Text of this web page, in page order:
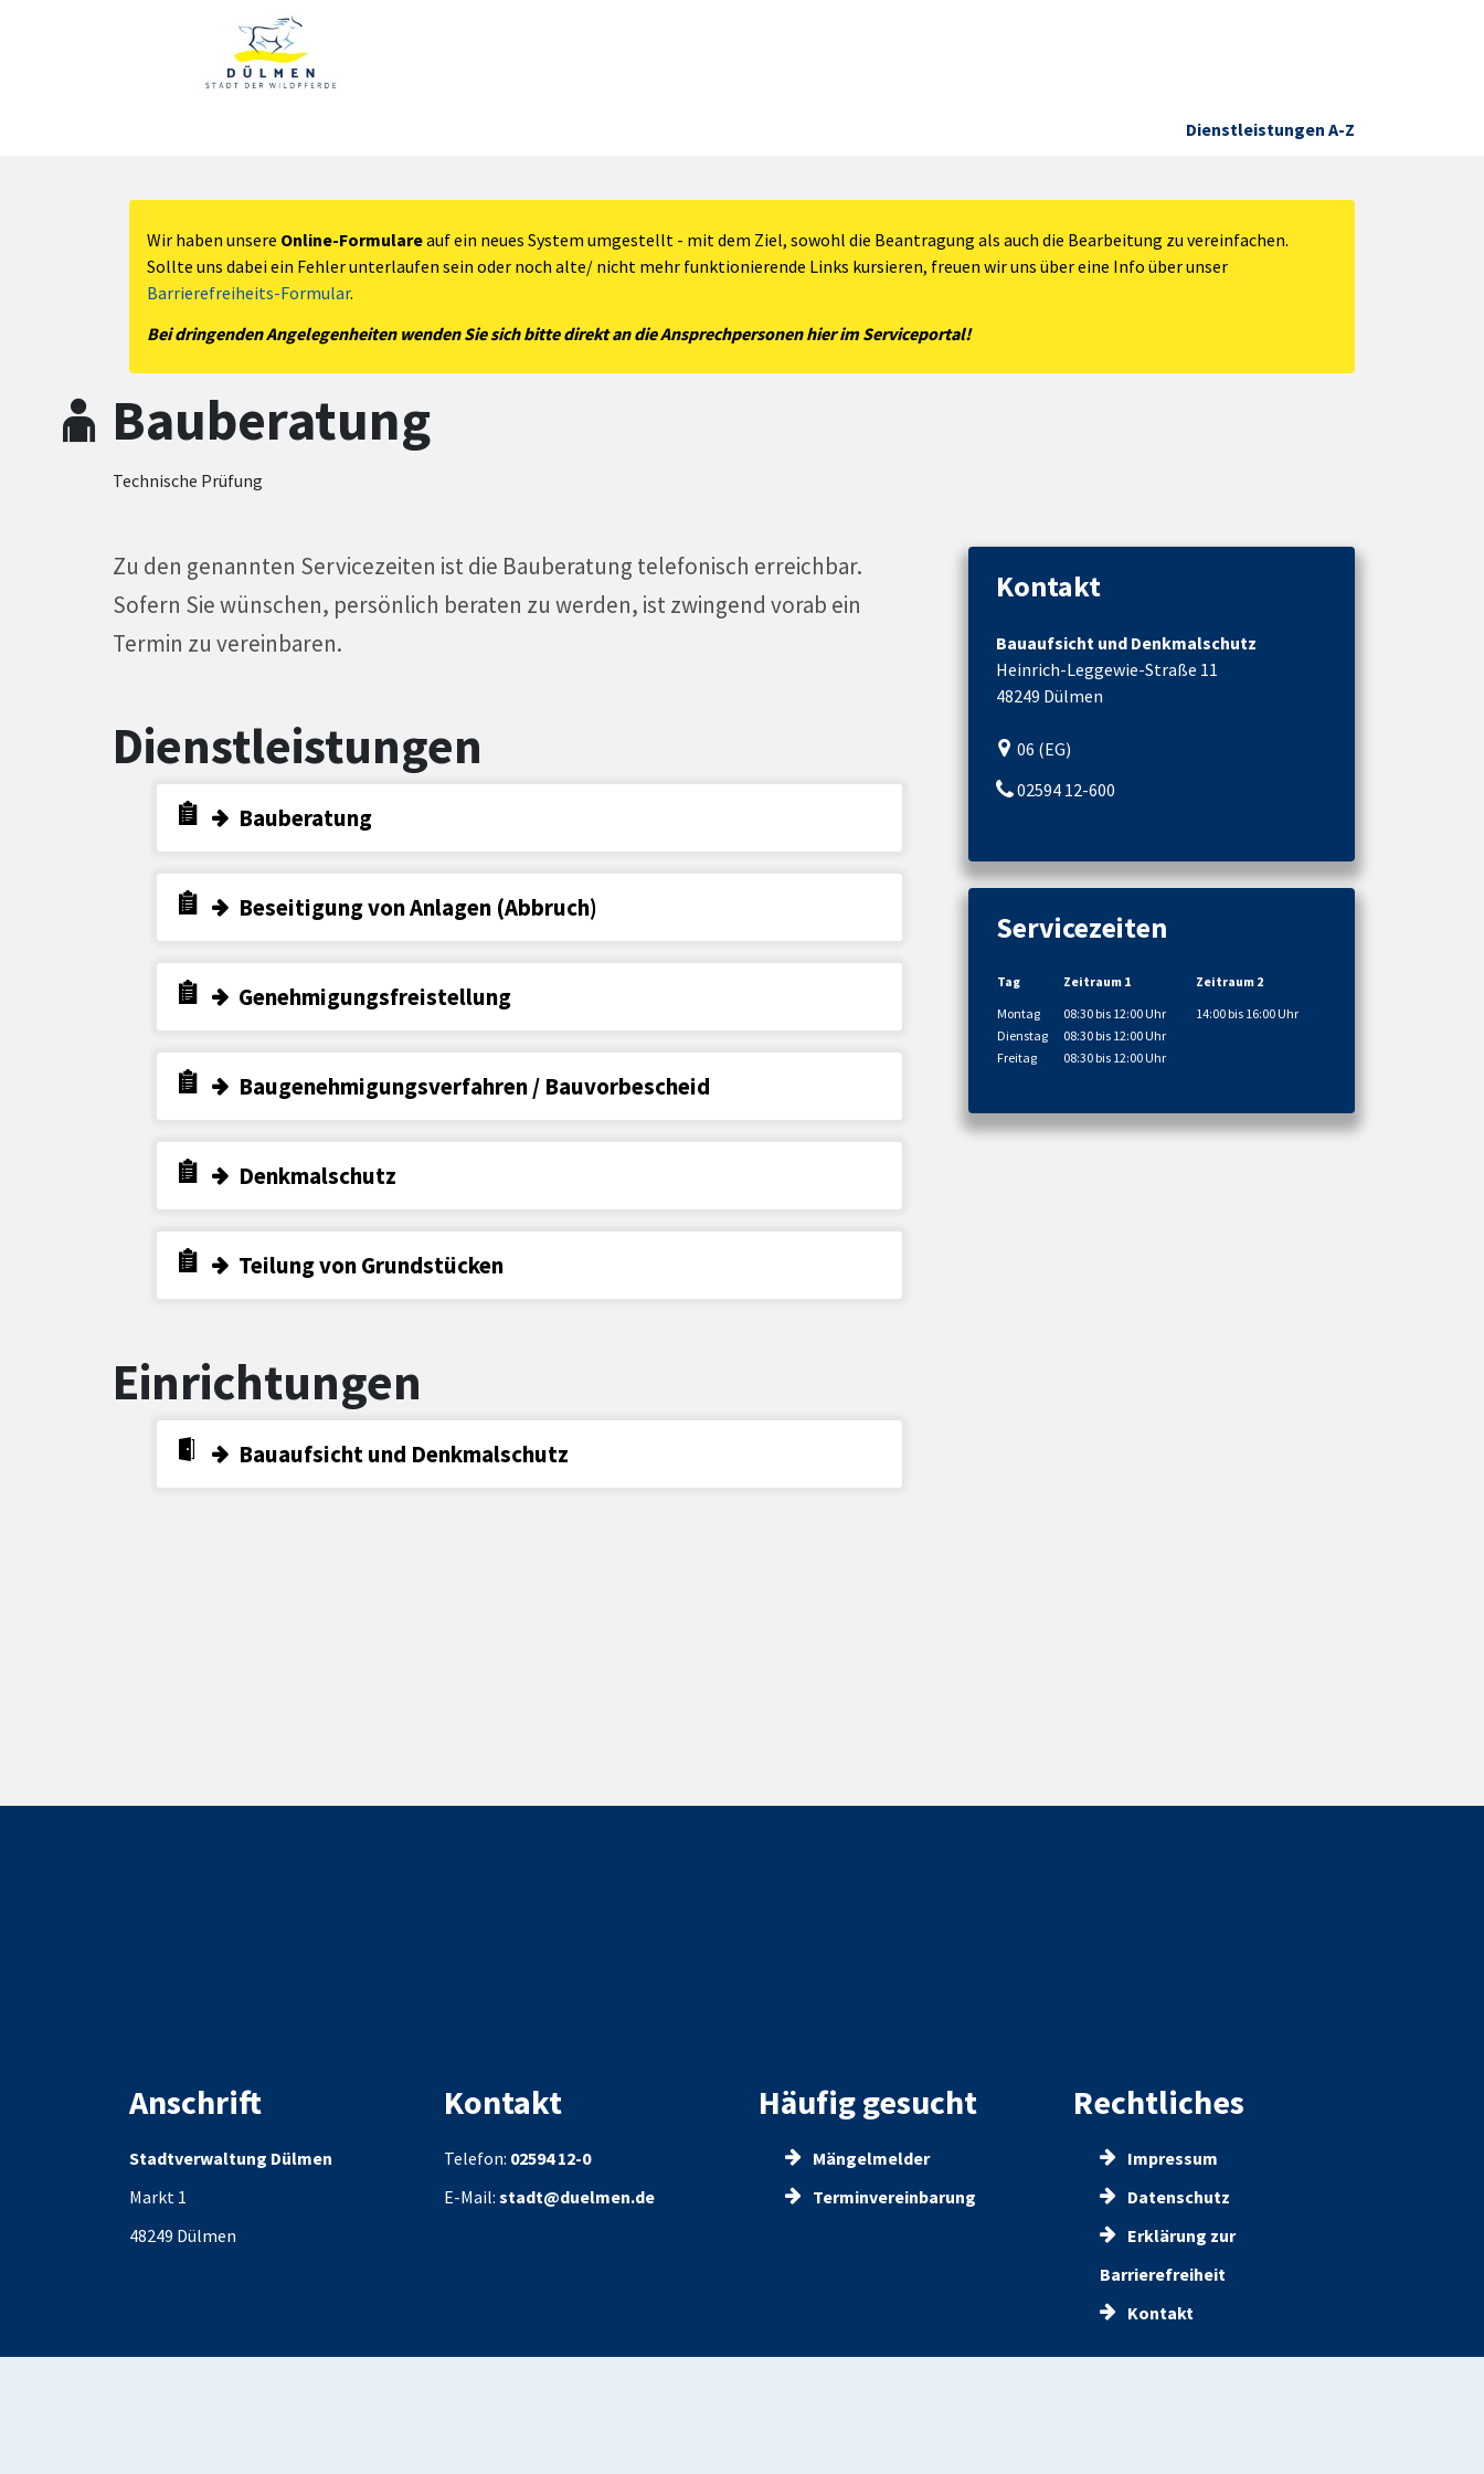
Zum Hauptinhalt
Dienstleistungen A-Z
Wir haben unsere Online-Formulareauf ein neues System umgestellt - mit dem Ziel, sowohl die Beantragung als auch die Bearbeitung zu vereinfachen.
Sollte uns dabei ein Fehler unterlaufen sein oder noch alte/ nicht mehr funktionierende Links kursieren, freuen wir uns über eine Info über unser
Barrierefreiheits-Formular.
Bei dringenden Angelegenheiten wenden Sie sich bitte direkt an die Ansprechpersonen hier im Serviceportal!
Bauberatung
Technische Prüfung
Zu den genannten Servicezeiten ist die Bauberatung telefonisch erreichbar.
Sofern Sie wünschen, persönlich beraten zu werden, ist zwingend vorab ein
Termin zu vereinbaren.
Dienstleistungen
Bauberatung
Beseitigung von Anlagen (Abbruch)
Genehmigungsfreistellung
Baugenehmigungsverfahren / Bauvorbescheid
Denkmalschutz
Teilung von Grundstücken
Einrichtungen
Bauaufsicht und Denkmalschutz
Kontakt
Bauaufsicht und Denkmalschutz
Heinrich-Leggewie-Straße 11
48249 Dülmen
06 (EG)
02594 12-600
Servicezeiten
Tag Zeitraum 1
Zeitraum 2
Montag
08:30 bis 12:00 Uhr
14:00 bis 16:00 Uhr
Dienstag
08:30 bis 12:00 Uhr
Freitag
08:30 bis 12:00 Uhr
Anschrift
Stadtverwaltung Dülmen
Markt 1
48249 Dülmen
Kontakt
Telefon: 02594 12-0
E-Mail: stadt@duelmen.de
Häufig gesucht
Mängelmelder
Terminvereinbarung
Rechtliches
Impressum
Datenschutz
Erklärung zur
Barrierefreiheit
Kontakt